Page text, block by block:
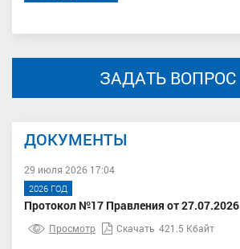
ЗАДАТЬ ВОПРОС
ДОКУМЕНТЫ
29 июля 2026 17:04
2026 ГОД
Протокол №17 Правления от 27.07.2026
Просмотр Скачать 421.5 Кбайт